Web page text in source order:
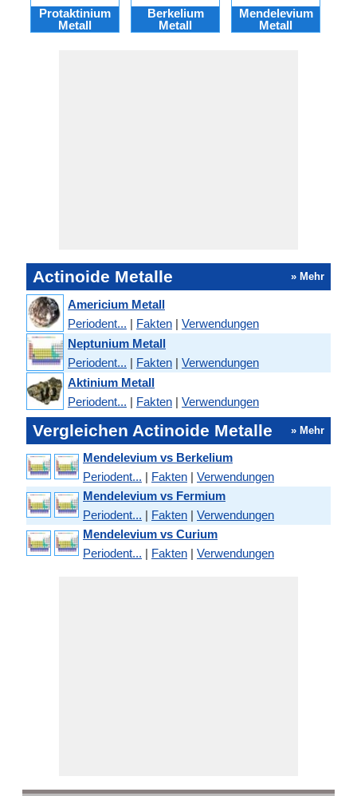
Protaktinium
Metall
Berkelium
Metall
Mendelevium
Metall
Actinoide Metalle » Mehr
Americium Metall
Periodent... | Fakten | Verwendungen
Neptunium Metall
Periodent... | Fakten | Verwendungen
Aktinium Metall
Periodent... | Fakten | Verwendungen
Vergleichen Actinoide Metalle » Mehr
Mendelevium vs Berkelium
Periodent... | Fakten | Verwendungen
Mendelevium vs Fermium
Periodent... | Fakten | Verwendungen
Mendelevium vs Curium
Periodent... | Fakten | Verwendungen